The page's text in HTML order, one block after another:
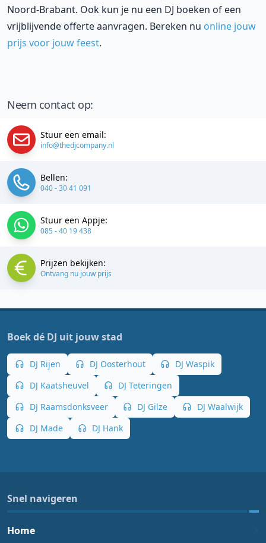
Noord-Brabant. Ook kun je nu een DJ boeken of een
vrijblijvende offerte aanvragen. Bereken nu online jouw
prijs voor jouw feest.
Neem contact op:
Stuur een email:
info@thedjcompany.nl
Bellen:
040 - 30 41 091
Stuur een Appje:
085 - 40 19 438
Prijzen bekijken:
Ontvang nu jouw prijs
Boek dé DJ uit jouw stad
DJ Rijen DJ Oosterhout
DJ Waspik
DJ Kaatsheuvel
DJ Teteringen
DJ Raamsdonksveer
DJ Gilze
DJ Waalwijk
DJ Made
DJ Hank
Snel navigeren
Home